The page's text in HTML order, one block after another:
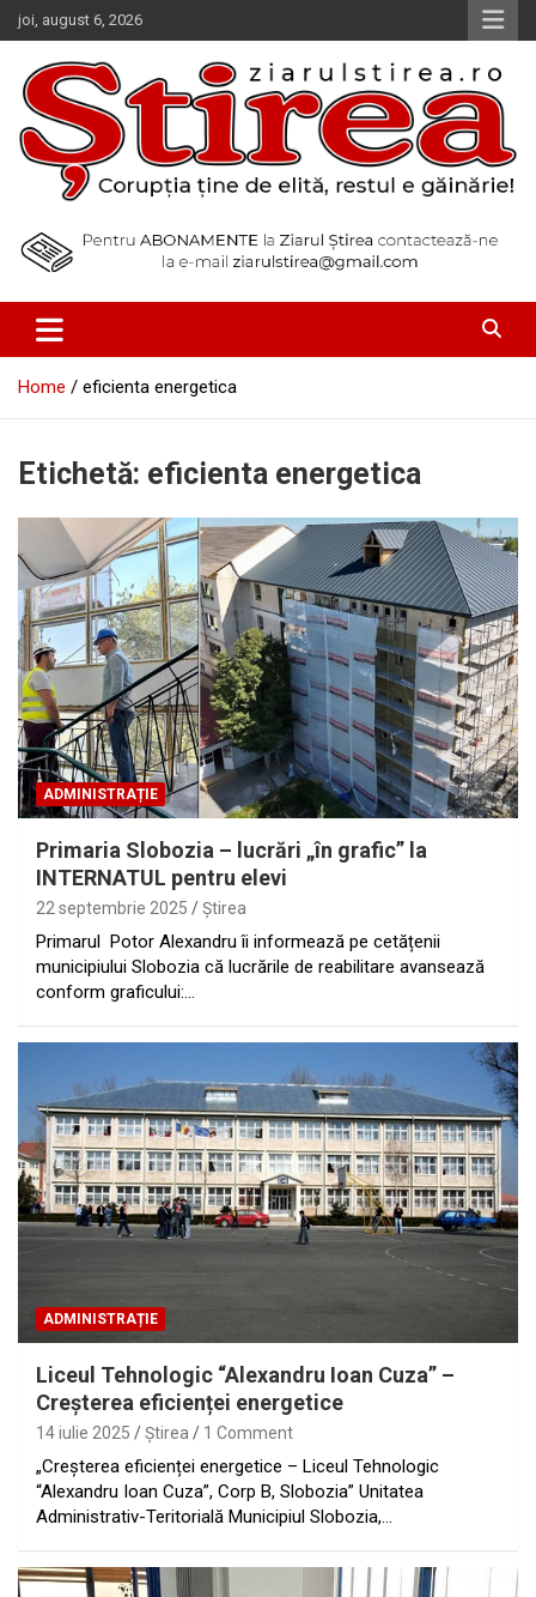
Skip
to
content
joi, august 6, 2026
Ziarul Știrea
Home eficienta energetica
Etichetă: eficienta energetica
ADMINISTRAȚIE
Primaria Slobozia – lucrări „în grafic” la
INTERNATUL pentru elevi
22 septembrie 2025 Ştirea
Primarul Potor Alexandru îi informează pe cetățenii
municipiului Slobozia că lucrările de reabilitare avansează
conform graficului:…
ADMINISTRAȚIE
Liceul Tehnologic “Alexandru Ioan Cuza” –
Creșterea eficienței energetice
14 iulie 2025 Ştirea 1 Comment
„Creșterea eficienței energetice – Liceul Tehnologic
“Alexandru Ioan Cuza”, Corp B, Slobozia” Unitatea
Administrativ-Teritorială Municipiul Slobozia,…